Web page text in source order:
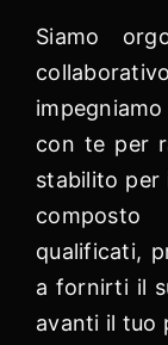
Siamo
con te per
stabilito
composto
qualificati,
a fornirti il
avanti il tuo